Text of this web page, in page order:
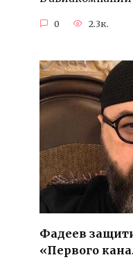
0 2.3к.
Фадеев
«Первого